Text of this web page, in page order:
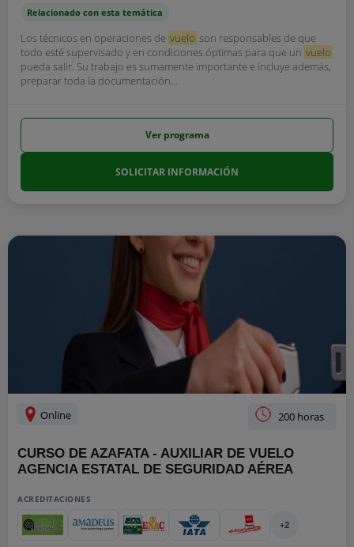
Relacionado con esta temática
Los técnicos en operaciones de vuelo son responsables de que
todo esté supervisado y en condiciones óptimas para que un vuelo
pueda salir. Su trabajo es sumamente importante e incluye además,
preparar toda la documentación...
Ver programa
SOLICITAR INFORMACIÓN
Online 200 horas
CURSO DE AZAFATA - AUXILIAR DE VUELO
AGENCIA ESTATAL DE SEGURIDAD AÉREA
ACREDITACIONES
+2